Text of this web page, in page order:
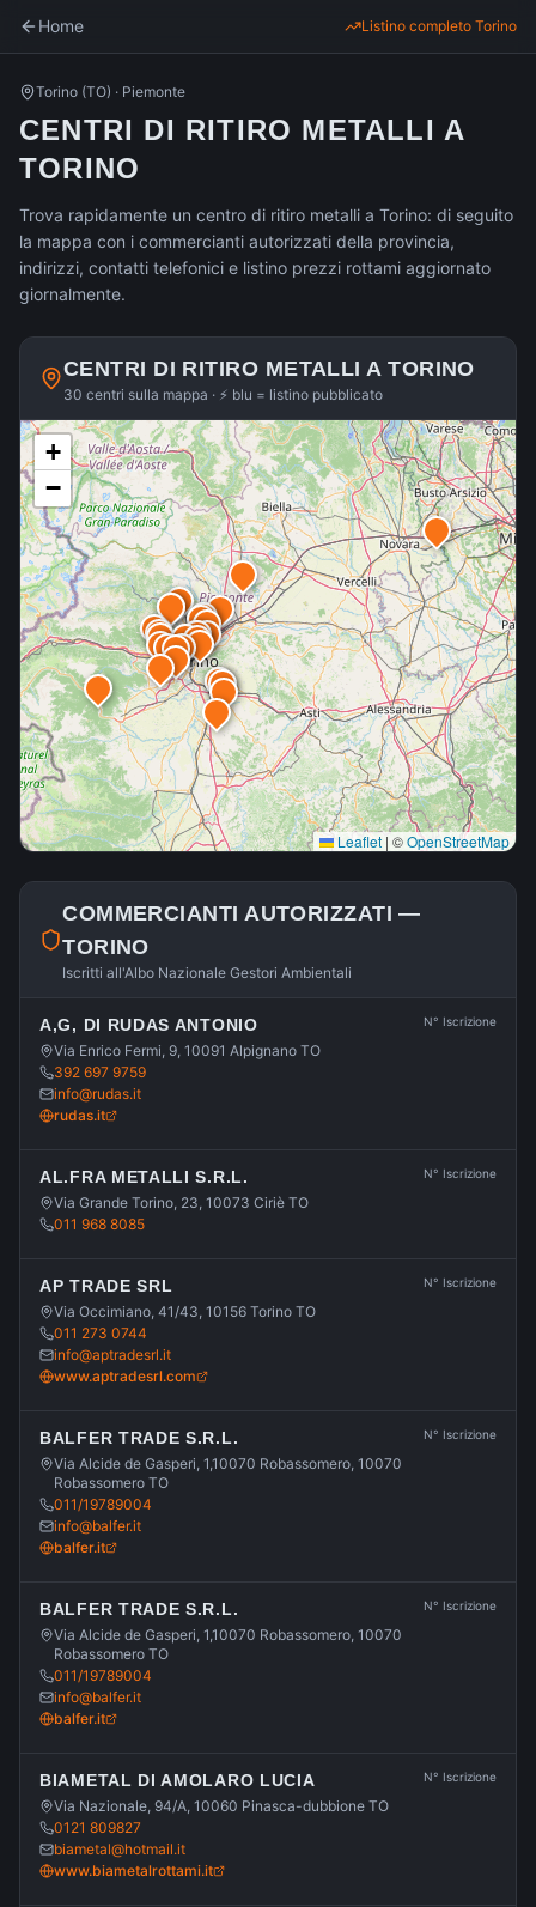
Home Listino completo Torino
Torino (TO) · Piemonte
CENTRI DI RITIRO METALLI A
TORINO
Trova rapidamente un centro di ritiro metalli a Torino: di seguito
la mappa con i commercianti autorizzati della provincia,
indirizzi, contatti telefonici e listino prezzi rottami aggiornato
giornalmente.
CENTRI DI RITIRO METALLI ATORINO
30 centri sulla mappa · ⚡ blu = listino pubblicato
+
−
Leaflet | ©OpenStreetMap
COMMERCIANTI AUTORIZZATI —
TORINO
Iscritti all'Albo Nazionale Gestori Ambientali
A,G, DI RUDAS ANTONIO
Via Enrico Fermi, 9, 10091 Alpignano TO
392 697 9759
info@rudas.it
rudas.it
N° Iscrizione
AL.FRA METALLI S.R.L.
Via Grande Torino, 23, 10073 Ciriè TO
011 968 8085
N° Iscrizione
AP TRADE SRL
Via Occimiano, 41/43, 10156 Torino TO
011 273 0744
info@aptradesrl.it
www.aptradesrl.com
N° Iscrizione
BALFER TRADE S.R.L.
Via Alcide de Gasperi, 1,10070 Robassomero, 10070
Robassomero TO
011/19789004
info@balfer.it
balfer.it
N° Iscrizione
BALFER TRADE S.R.L.
Via Alcide de Gasperi, 1,10070 Robassomero, 10070
Robassomero TO
011/19789004
info@balfer.it
balfer.it
N° Iscrizione
BIAMETAL DI AMOLARO LUCIA
Via Nazionale, 94/A, 10060 Pinasca-dubbione TO
0121 809827
biametal@hotmail.it
www.biametalrottami.it
N° Iscrizione